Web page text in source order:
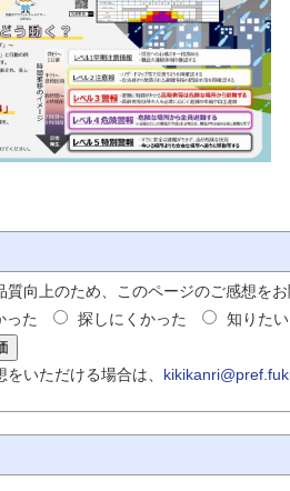
質向上のため、このページのご感想をお
った
探しにくかった 知りた
いただける場合は、